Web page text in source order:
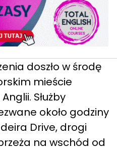
doszło w środę
mieście
Służby
około godziny
Drive, drogi
na wschód od